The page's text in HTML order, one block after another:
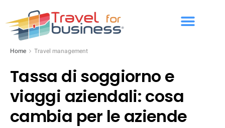
Home Travel management
Tassa di soggiorno e
viaggi aziendali: cosa
cambia per le aziende